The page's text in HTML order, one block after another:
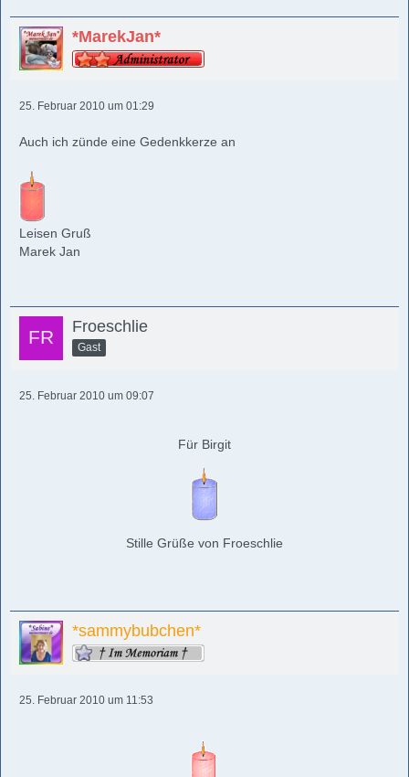
*MarekJan*
25. Februar 2010 um 01:29
Auch ich zünde eine Gedenkkerze an
Leisen Gruß
Marek Jan
Froeschlie
Gast
25. Februar 2010 um 09:07
Für Birgit
Stille Grüße von Froeschlie
*sammybubchen*
25. Februar 2010 um 11:53